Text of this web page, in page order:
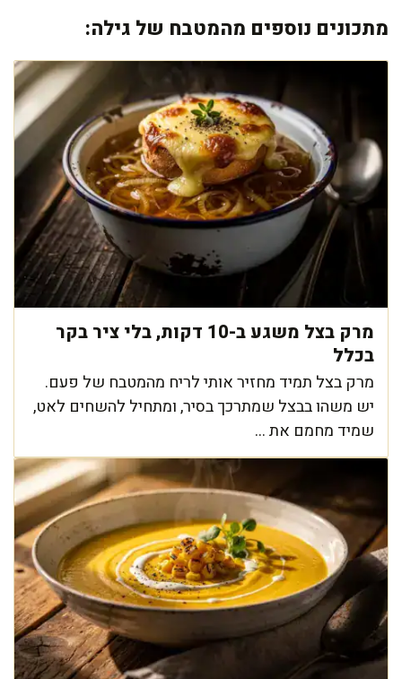
מתכונים נוספים מהמטבח של גילה:
מרק בצל משגע ב-10 דקות, בלי ציר בקר
בכלל
מרק בצל תמיד מחזיר אותי לריח מהמטבח של פעם.
יש משהו בבצל שמתרכך בסיר, ומתחיל להשחים לאט,
שמיד מחמם את ...